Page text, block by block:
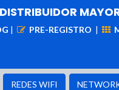
| PRE-REGISTRO |
REDES WIFI